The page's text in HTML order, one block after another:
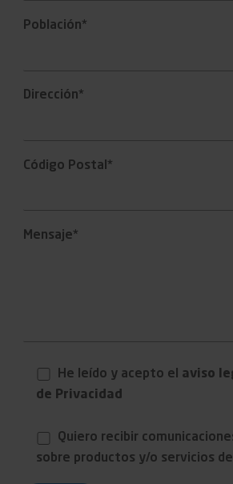
Población*
Dirección*
Código Postal*
Mensaje*
He leído y acepto el aviso
de Privacidad
Quiero recibir
sobre productos y/o servicios